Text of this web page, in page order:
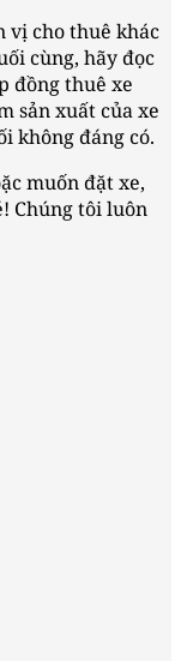
vị cho thuê khác
cùng, hãy đọc
đồng thuê xe
sản xuất của xe
không đáng có.
muốn đặt xe,
Chúng tôi luôn